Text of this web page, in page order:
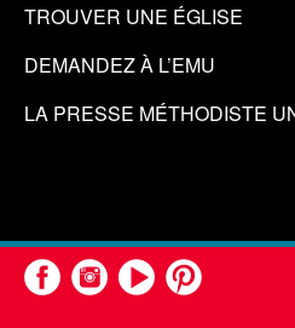
TROUVER UNE ÉGLISE
DEMANDEZ À L’EMU
LA PRESSE MÉTHODISTE